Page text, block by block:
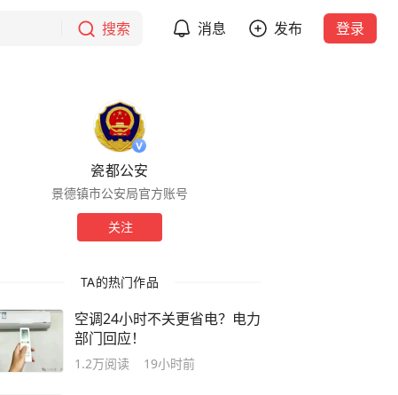
搜索 消息 发布 登录
瓷都公安
景德镇市公安局官方账号
关注
TA的热门作品
空调24小时不关更省电？电力
部门回应！
1.2万阅读 19小时前